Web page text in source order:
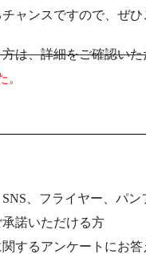
ャンスですので、ぜひ
は、詳細をご確認い
。
SNS、フライヤー、パ
諾いただける方
関するアンケートにお